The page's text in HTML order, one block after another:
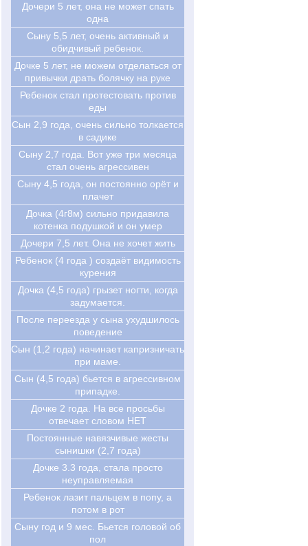
Дочери 5 лет, она не может спать
одна
Сыну 5,5 лет, очень активный и
обидчивый ребенок.
Дочке 5 лет, не можем отделаться от
привычки драть болячку на руке
Ребенок стал протестовать против
еды
Cын 2,9 года, очень сильно толкается
в садике
Cыну 2,7 года. Вот уже три месяца
стал очень агрессивен
Cыну 4,5 года, он постоянно орёт и
плачет
Дочка (4г8м) сильно придавила
котенка подушкой и он умер
Дочери 7,5 лет. Она не хочет жить
Ребенок (4 года ) создаёт видимость
курения
Дочка (4,5 года) грызет ногти, когда
задумается.
После переезда у сына ухудшилось
поведение
Сын (1,2 года) начинает капризничать
при маме.
Сын (4,5 года) бьется в агрессивном
припадке.
Дочке 2 года. На все просьбы
отвечает словом НЕТ
Постоянные навязчивые жесты
сынишки (2,7 года)
Дочке 3.3 года, стала просто
неуправляемая
Ребенок лазит пальцем в попу, а
потом в рот
Сыну год и 9 мес. Бьется головой об
пол